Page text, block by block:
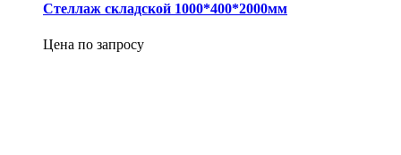
Стеллаж складской 1000*400*2000мм
Цена по запросу